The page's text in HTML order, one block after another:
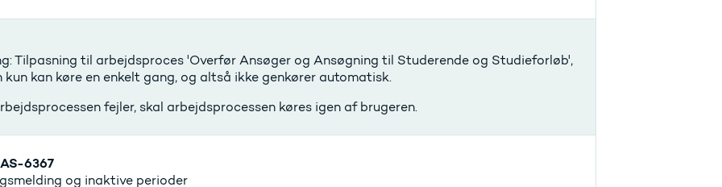
Tilpasning til arbejdsproces 'Overfør Ansøger og Ansøgning til Studerende og Studieforløb',
kun kan køre en enkelt gang, og altså ikke genkører automatisk.
fejler, skal arbejdsprocessen køres igen af brugeren.
6367
og inaktive perioder